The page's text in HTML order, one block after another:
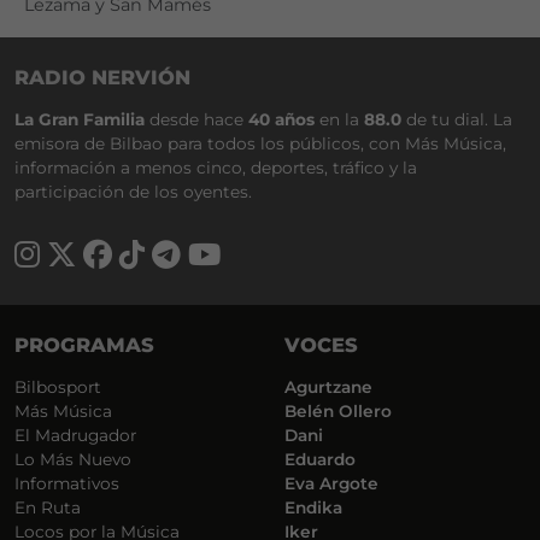
Lezama y San Mamés
RADIO NERVIÓN
La Gran Familia desde hace 40 años en la 88.0 de tu dial. La
emisora de Bilbao para todos los públicos, con Más Música,
información a menos cinco, deportes, tráfico y la
participación de los oyentes.
PROGRAMAS
Bilbosport
Más Música
El Madrugador
Lo Más Nuevo
Informativos
En Ruta
Locos por la Música
VOCES
Agurtzane
Belén Ollero
Dani
Eduardo
Eva Argote
Endika
Iker